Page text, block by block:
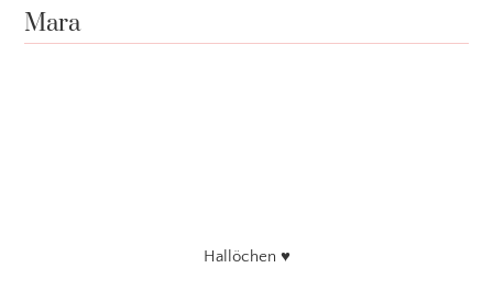
Mara
Hallöchen ♥